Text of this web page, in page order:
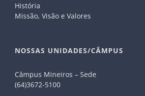
História
Missão, Visão e Valores
NOSSAS UNIDADES/CÂMPUS
Câmpus Mineiros – Sede
(64)3672-5100